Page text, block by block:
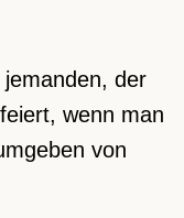
der
wenn man
von